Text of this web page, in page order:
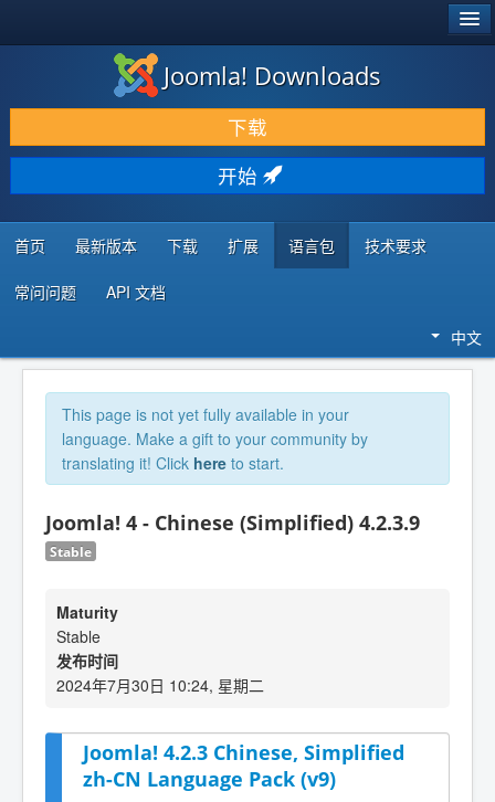
下载 & 扩展
发现 & 学习
社区 & 支持
开发者资源
Joomla! Downloads
下载
开始
首页 最新版本 下载 扩展 语言包 技术要求
常问问题 API 文档
中文
This page is not yet fully available in your
language. Make a gift to your community by
translating it! Click here to start.
Joomla! 4 - Chinese (Simplified) 4.2.3.9
Stable
Maturity
Stable
发布时间
2024年7月30日 10:24, 星期二
Joomla! 4.2.3 Chinese, Simplified
zh-CN Language Pack (v9)